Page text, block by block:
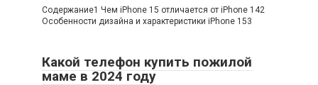
Содержание1 Чем iPhone 15 отличается от iPhone 142
Особенности дизайна и характеристики iPhone 153
Какой телефон купить пожилой
маме в 2024 году